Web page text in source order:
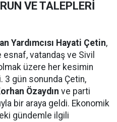
VE TALEPLERİ
Yardımcısı Hayati Çetin,
esnaf, vatandaş ve Sivil
üzere her kesimin
3 gün sonunda Çetin,
Özaydın ve parti
bir araya geldi. Ekonomik
gündemle ilgili